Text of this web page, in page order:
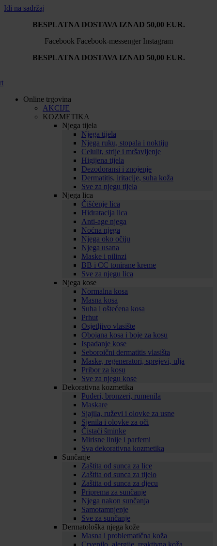
Idi na sadržaj
BESPLATNA DOSTAVA IZNAD 50,00 EUR.
Facebook Facebook-messenger Instagram
BESPLATNA DOSTAVA IZNAD 50,00 EUR.
Online trgovina
AKCIJE
KOZMETIKA
Njega tijela
Njega tijela
Njega ruku, stopala i noktiju
Celulit, strije i mršavljenje
Higijena tijela
Dezodoransi i znojenje
Dermatitis, iritacije, suha koža
Sve za njegu tijela
Njega lica
Čišćenje lica
Hidratacija lica
Anti-age njega
Noćna njega
Njega oko očiju
Njega usana
Maske i pilinzi
BB i CC tonirane kreme
Sve za njegu lica
Njega kose
Normalna kosa
Masna kosa
Suha i oštećena kosa
Prhut
Osjetljivo vlasište
Obojana kosa i boje za kosu
Ispadanje kose
Seboroični dermatitis vlasišta
Maske, regeneratori, sprejevi, ulja
Pribor za kosu
Sve za njegu kose
Dekorativna kozmetika
Puderi, bronzeri, rumenila
Maskare
Sjajila, ruževi i olovke za usne
Sjenila i olovke za oči
Čistaći šminke
Mirisne linije i parfemi
Sva dekorativna kozmetika
Sunčanje
Zaštita od sunca za lice
Zaštita od sunca za tijelo
Zaštita od sunca za djecu
Priprema za sunčanje
Njega nakon sunčanja
Samotamnjenje
Sve za sunčanje
Dermatološka njega kože
Masna i problematična koža
Crvenilo, alergije, reaktivna koža